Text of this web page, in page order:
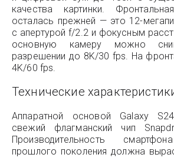
качества картинки.
осталась прежней — это 12-
с апертурой f/2.2 и фокусным
основную камеру можно
разрешении до 8K/30 fps. На
4K/60 fps.
Технические
Аппаратной основой Galaxy
свежий флагманский чип
Производительность
прошлого поколения должна